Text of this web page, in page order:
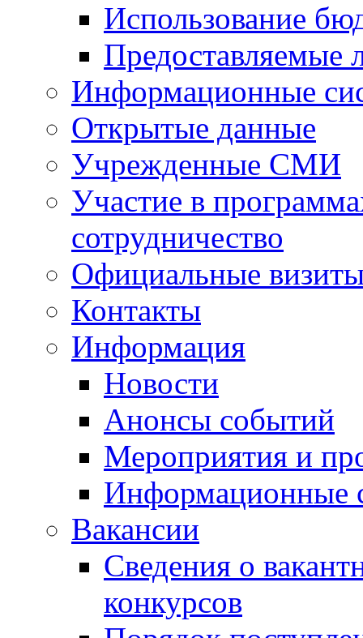
Использование
Предоставляемые
Информационные
Открытые данные
Учрежденные СМИ
Участие в
сотрудничество
Официальные
Контакты
Информация
Новости
Анонсы событий
Мероприятия и
Информационные
Вакансии
Сведения о
конкурсов